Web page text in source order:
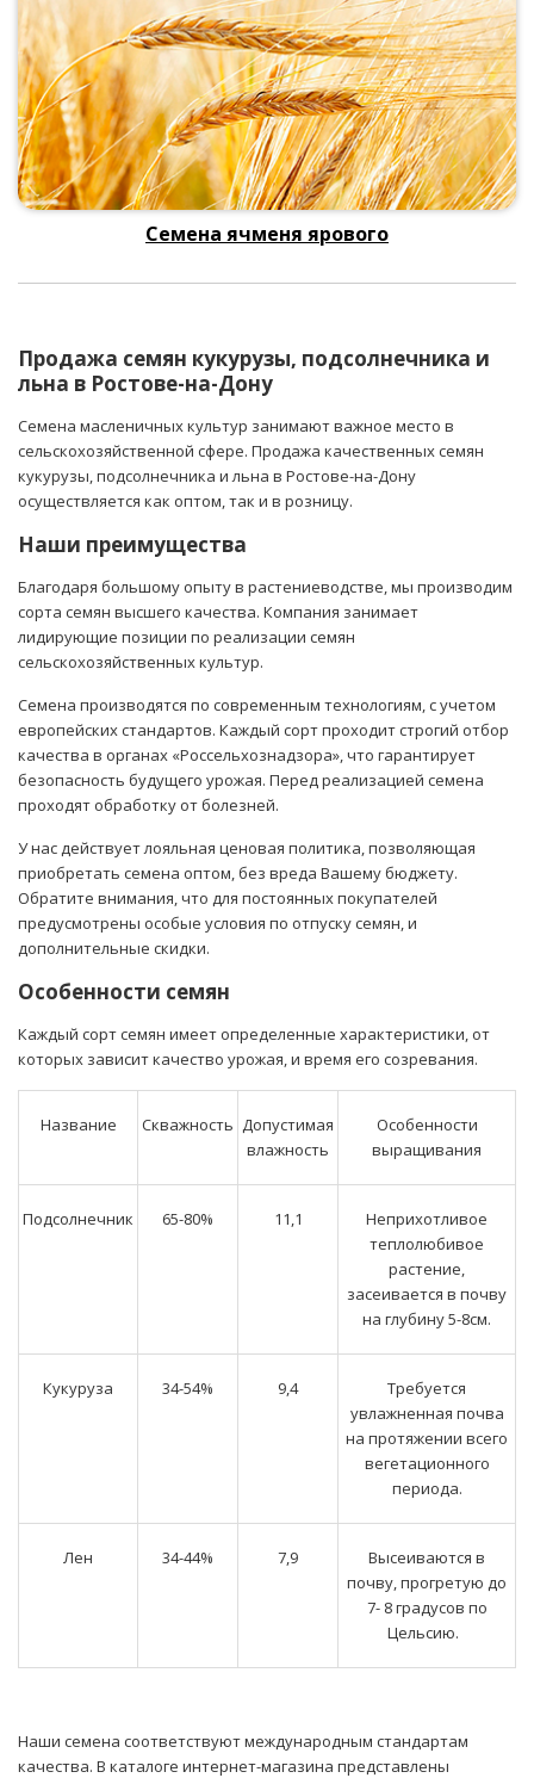
Семена ячменя ярового
Продажа семян кукурузы, подсолнечника и
льна в Ростове-на-Дону
Семена масленичных культур занимают важное место в
сельскохозяйственной сфере. Продажа качественных семян
кукурузы, подсолнечника и льна в Ростове-на-Дону
осуществляется как оптом, так и в розницу.
Наши преимущества
Благодаря большому опыту в растениеводстве, мы производим
сорта семян высшего качества. Компания занимает
лидирующие позиции по реализации семян
сельскохозяйственных культур.
Семена производятся по современным технологиям, с учетом
европейских стандартов. Каждый сорт проходит строгий отбор
качества в органах «Россельхознадзора», что гарантирует
безопасность будущего урожая. Перед реализацией семена
проходят обработку от болезней.
У нас действует лояльная ценовая политика, позволяющая
приобретать семена оптом, без вреда Вашему бюджету.
Обратите внимания, что для постоянных покупателей
предусмотрены особые условия по отпуску семян, и
дополнительные скидки.
Особенности семян
Каждый сорт семян имеет определенные характеристики, от
которых зависит качество урожая, и время его созревания.
Название Скважность Допустимая
влажность
Особенности
выращивания
Подсолнечник 65-80% 11,1
Неприхотливое
теплолюбивое
растение,
засеивается в почву
на глубину 5-8см.
Кукуруза 34-54% 9,4
Требуется
увлажненная почва
на протяжении всего
вегетационного
периода.
Лен 34-44% 7,9
Высеиваются в
почву, прогретую до
7- 8 градусов по
Цельсию.
Наши семена соответствуют международным стандартам
качества. В каталоге интернет-магазина представлены